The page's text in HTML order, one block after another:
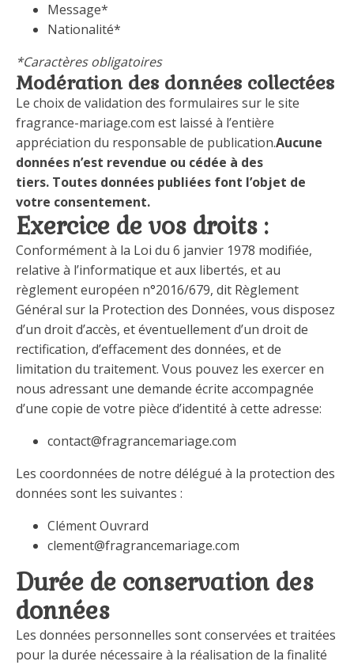
Message*
Nationalité*
*Caractères obligatoires
Modération des données collectées
Le choix de validation des formulaires sur le site
fragrance-mariage.com est laissé à l’entière
appréciation du responsable de publication.Aucune
données n’est revendue ou cédée à des
tiers. Toutes données publiées font l’objet de
votre consentement.
Exercice de vos droits :
Conformément à la Loi du 6 janvier 1978 modifiée,
relative à l’informatique et aux libertés, et au
règlement européen n°2016/679, dit Règlement
Général sur la Protection des Données, vous disposez
d’un droit d’accès, et éventuellement d’un droit de
rectification, d’effacement des données, et de
limitation du traitement. Vous pouvez les exercer en
nous adressant une demande écrite accompagnée
d’une copie de votre pièce d’identité à cette adresse:
contact@fragrancemariage.com
Les coordonnées de notre délégué à la protection des
données sont les suivantes :
Clément Ouvrard
clement@fragrancemariage.com
Durée de conservation des
données
Les données personnelles sont conservées et traitées
pour la durée nécessaire à la réalisation de la finalité